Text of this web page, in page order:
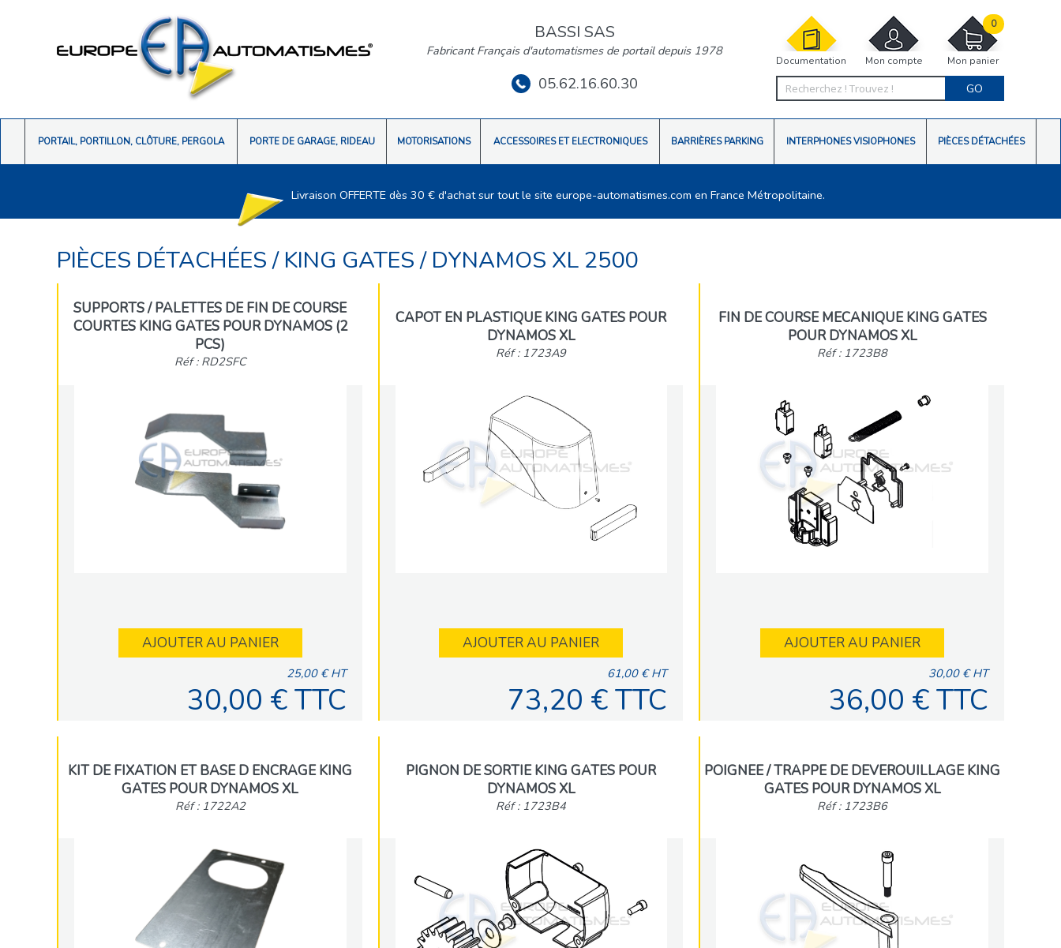
Documentation Mon compte Mon panier
0
GO
BASSI SAS
Fabricant Français d'automatismes de portail depuis 1978
05.62.16.60.30
PORTAIL, PORTILLON, CLÔTURE, PERGOLA PORTE DE GARAGE, RIDEAU MOTORISATIONS ACCESSOIRES ET ELECTRONIQUES BARRIÈRES PARKING INTERPHONES VISIOPHONES PIÈCES DÉTACHÉES
Livraison OFFERTE dès 30 € d'achat sur tout le site europe-automatismes.com en France Métropolitaine.
PIÈCES DÉTACHÉES/ KING GATES/ DYNAMOS XL 2500
SUPPORTS / PALETTES DE FIN DE COURSE
COURTES KING GATES POUR DYNAMOS (2
PCS)
Réf : RD2SFC
AJOUTER AU PANIER
25,00 € HT
30,00 € TTC
CAPOT EN PLASTIQUE KING GATES POUR
DYNAMOS XL
Réf : 1723A9
AJOUTER AU PANIER
61,00 € HT
73,20 € TTC
FIN DE COURSE MECANIQUE KING GATES
POUR DYNAMOS XL
Réf : 1723B8
AJOUTER AU PANIER
30,00 € HT
36,00 € TTC
KIT DE FIXATION ET BASE D ENCRAGE KING
GATES POUR DYNAMOS XL
Réf : 1722A2
PIGNON DE SORTIE KING GATES POUR
DYNAMOS XL
Réf : 1723B4
POIGNEE / TRAPPE DE DEVEROUILLAGE KING
GATES POUR DYNAMOS XL
Réf : 1723B6